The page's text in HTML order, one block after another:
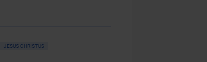
JESUS CHRISTUS